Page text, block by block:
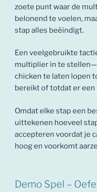
zoete punt waar de
belonend te voelen,
stap alles beëindigt.
Een veelgebruikte
multiplier in te
chicken te laten lopen
bereikt of totdat er
Omdat elke stap een
uittekenen hoeveel
accepteren voordat je
hoog en voorkomt
Demo Spel –